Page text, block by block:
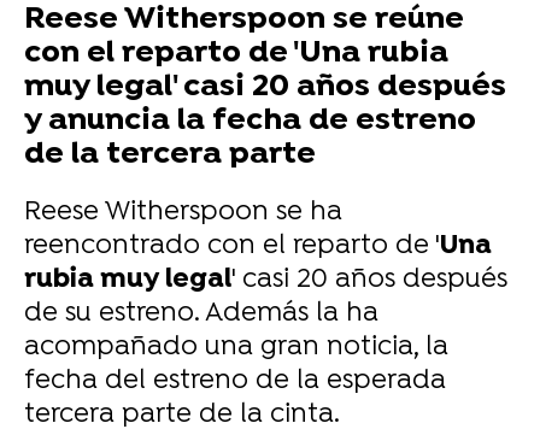
Reese Witherspoon se reúne
con el reparto de 'Una rubia
muy legal' casi 20 años después
y anuncia la fecha de estreno
de la tercera parte
Reese Witherspoon se ha
reencontrado con el reparto de 'Una
rubia muy legal' casi 20 años después
de su estreno. Además la ha
acompañado una gran noticia, la
fecha del estreno de la esperada
tercera parte de la cinta.